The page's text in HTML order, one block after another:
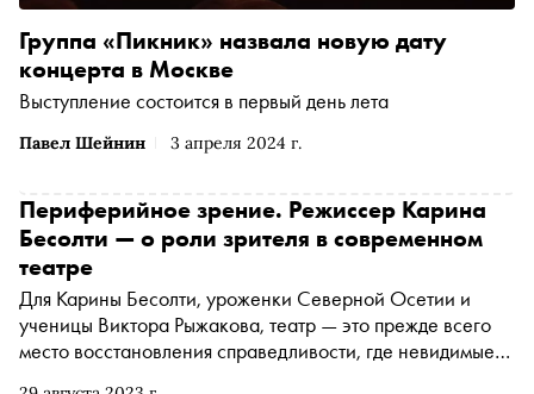
Павел Шейнин 3 апреля 2024 г.
Группа «Пикник» назвала новую дату
концерта в Москве
Выступление состоится в первый день лета
Периферийное зрение​​. Режиссер Карина
Бесолти — о роли зрителя в современном
театре
Для Карины Бесолти, уроженки Северной Осетии и
ученицы Виктора Рыжакова, театр — это прежде всего
место восстановления справедливости, где невидимые